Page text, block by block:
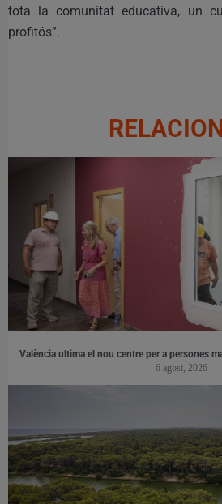
tota la comunitat educativa, un
profitós”.
València ultima el nou centre per a persones
6 agost, 2026